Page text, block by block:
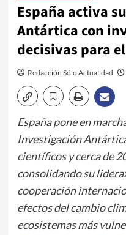
España activa
Antártica con
decisivas para
Redacción Sólo Actualidad
España pone en
Investigación
científicos y cerca de
consolidando su
cooperación
efectos del cambio
ecosistemas más